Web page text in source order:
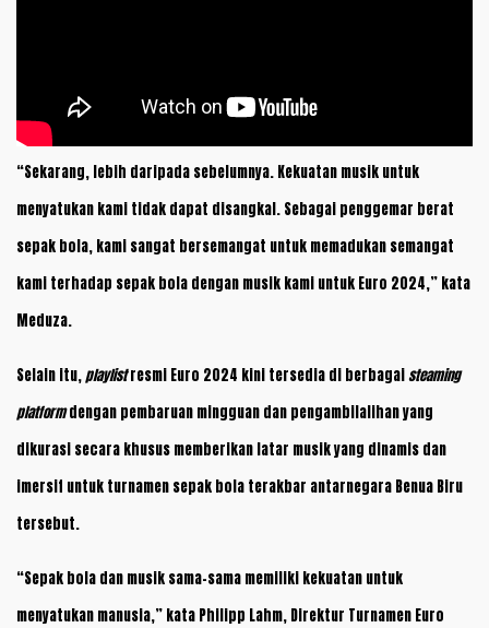
“Sekarang, lebih daripada sebelumnya. Kekuatan musik untuk
menyatukan kami tidak dapat disangkal. Sebagai penggemar berat
sepak bola, kami sangat bersemangat untuk memadukan semangat
kami terhadap sepak bola dengan musik kami untuk Euro 2024,” kata
Meduza.
Selain itu,playlistresmi Euro 2024 kini tersedia di berbagai steaming
platformdengan pembaruan mingguan dan pengambilalihan yang
dikurasi secara khusus memberikan latar musik yang dinamis dan
imersif untuk turnamen sepak bola terakbar antarnegara Benua Biru
tersebut.
“Sepak bola dan musik sama-sama memiliki kekuatan untuk
menyatukan manusia,” kata Philipp Lahm, Direktur Turnamen Euro